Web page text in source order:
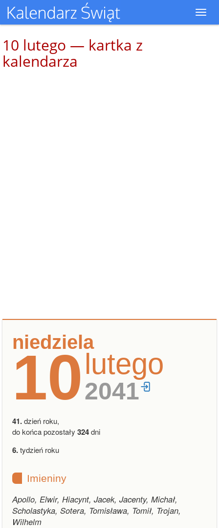
10 lutego — kartka z
kalendarza
niedziela
10lutego
2041
41.dzień roku,
do końca pozostały 324dni
6.tydzień roku
Imieniny
Apollo, Elwir, Hiacynt, Jacek, Jacenty, Michał,
Scholastyka, Sotera, Tomisława, Tomił, Trojan,
Wilhelm